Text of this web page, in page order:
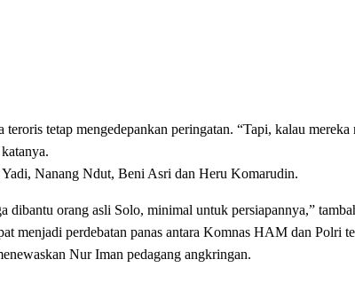
teroris tetap mengedepankan peringatan. “Tapi, kalau
Nanang Ndut, Beni Asri dan Heru Komarudin.
dibantu orang asli Solo, minimal untuk persiapannya,”
menjadi perdebatan panas antara Komnas HAM dan
Nur Iman pedagang angkringan.